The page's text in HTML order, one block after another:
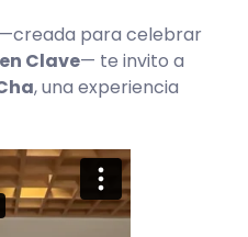
para celebrar
Clave— te invito a
, una experiencia